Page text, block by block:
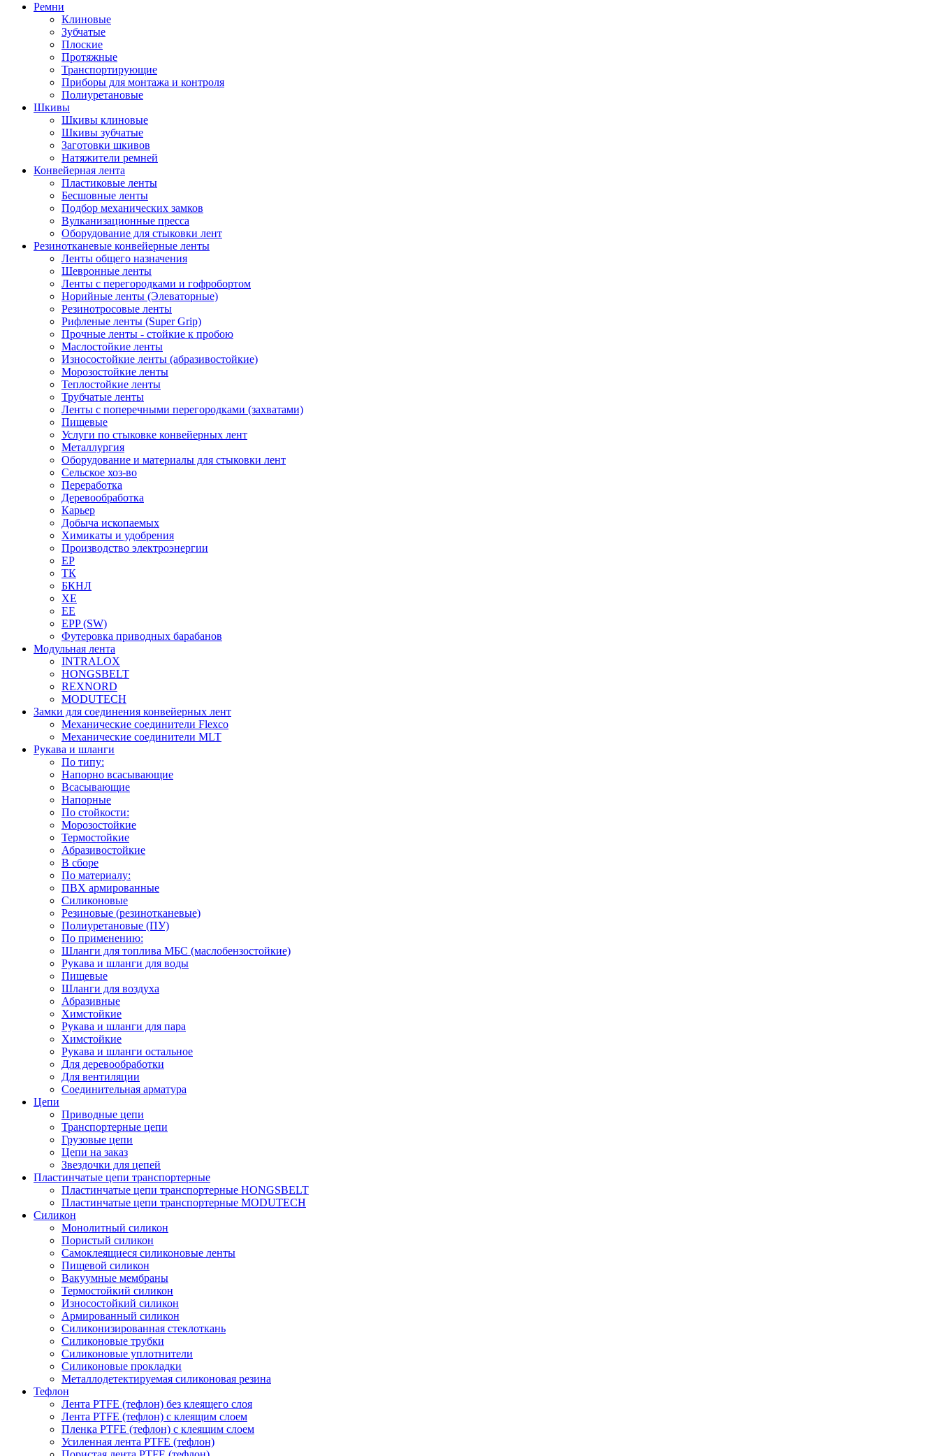
Ремни
Клиновые
Зубчатые
Плоские
Протяжные
Транспортирующие
Приборы для монтажа и контроля
Полиуретановые
Шкивы
Шкивы клиновые
Шкивы зубчатые
Заготовки шкивов
Натяжители ремней
Конвейерная лента
Пластиковые ленты
Бесшовные ленты
Подбор механических замков
Вулканизационные пресса
Оборудование для стыковки лент
Резинотканевые конвейерные ленты
Ленты общего назначения
Шевронные ленты
Ленты с перегородками и гофробортом
Норийные ленты (Элеваторные)
Резинотросовые ленты
Рифленые ленты (Super Grip)
Прочные ленты - стойкие к пробою
Маслостойкие ленты
Износостойкие ленты (абразивостойкие)
Морозостойкие ленты
Теплостойкие ленты
Трубчатые ленты
Ленты с поперечными перегородками (захватами)
Пищевые
Услуги по стыковке конвейерных лент
Металлургия
Оборудование и материалы для стыковки лент
Сельское хоз-во
Переработка
Деревообработка
Карьер
Добыча ископаемых
Химикаты и удобрения
Производство электроэнергии
EP
ТК
БКНЛ
XE
EE
EPP (SW)
Футеровка приводных барабанов
Модульная лента
INTRALOX
HONGSBELT
REXNORD
MODUTECH
Замки для соединения конвейерных лент
Механические соединители Flexco
Механические соединители MLT
Рукава и шланги
По типу:
Напорно всасывающие
Всасывающие
Напорные
По стойкости:
Морозостойкие
Термостойкие
Абразивостойкие
В сборе
По материалу:
ПВХ армированные
Силиконовые
Резиновые (резинотканевые)
Полиуретановые (ПУ)
По применению:
Шланги для топлива МБС (маслобензостойкие)
Рукава и шланги для воды
Пищевые
Шланги для воздуха
Абразивные
Химстойкие
Рукава и шланги для пара
Химстойкие
Рукава и шланги остальное
Для деревообработки
Для вентиляции
Соединительная арматура
Цепи
Приводные цепи
Транспортерные цепи
Грузовые цепи
Цепи на заказ
Звездочки для цепей
Пластинчатые цепи транспортерные
Пластинчатые цепи транспортерные HONGSBELT
Пластинчатые цепи транспортерные MODUTECH
Силикон
Монолитный силикон
Пористый силикон
Самоклеящиеся силиконовые ленты
Пищевой силикон
Вакуумные мембраны
Термостойкий силикон
Износостойкий силикон
Армированный силикон
Силиконизированная стеклоткань
Силиконовые трубки
Силиконовые уплотнители
Силиконовые прокладки
Металлодетектируемая силиконовая резина
Тефлон
Лента PTFE (тефлон) без клеящего слоя
Лента PTFE (тефлон) с клеящим слоем
Пленка PTFE (тефлон) с клеящим слоем
Усиленная лента PTFE (тефлон)